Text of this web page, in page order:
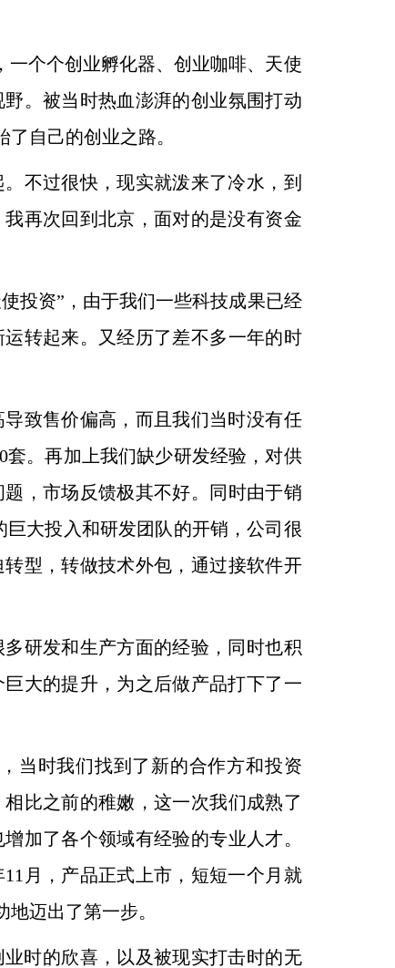
一个个创业孵化器、创业咖啡、天使
野。被当时热血澎湃的创业氛围打动
了自己的创业之路。
不过很快，现实就泼来了冷水，到
我再次回到北京，面对的是没有资金
投资”，由于我们一些科技成果已经
运转起来。又经历了差不多一年的时
致售价偏高，而且我们当时没有任
套。再加上我们缺少研发经验，对供
，市场反馈极其不好。
同时由于销
大投入和研发团队的开销，公司很
型，转做技术外包，通过接软件开
研发和生产方面的经验，同时也积
巨大的提升，为之后做产品打下了一
当时我们找到了新的合作方和投资
相比之前的稚嫩，这一次我们成熟了
加了各个领域有经验的专业人才。
月，产品正式上市，短短一个月就
地迈出了第一步。
时的欣喜，以及被现实打击时的无